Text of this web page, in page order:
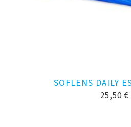
SOFLENS DAILY
25,50 €